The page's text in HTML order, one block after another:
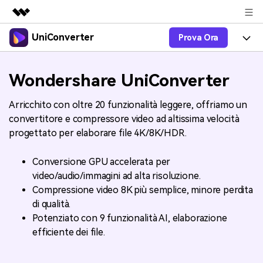
Prodotti in evidenza
Utilità
Soluzione
Supporto
UniConverter Prova Ora
UniConverter per Windows
AniSmall-Video Compressor
AniSmall per Desktop
AniSmall per iOS
Video/Audio
Altri Strumenti
Guida
DVD Utenti
Comprimere
Convertire MP4
Supporto
Centro di Supporto
Tutte le informazioni di cui hai bisogno per aiutarti a
utilizzare UniConverter.
Aggiorna alla 17
Wondershare UniConverter
Arricchito con oltre 20 funzionalità leggere, offriamo un
convertitore e compressore video ad altissima velocità
progettato per elaborare file 4K/8K/HDR.
Conversione GPU accelerata per
video/audio/immagini ad alta risoluzione.
Compressione video 8K più semplice, minore perdita
di qualità.
Potenziato con 9 funzionalità AI, elaborazione
efficiente dei file.